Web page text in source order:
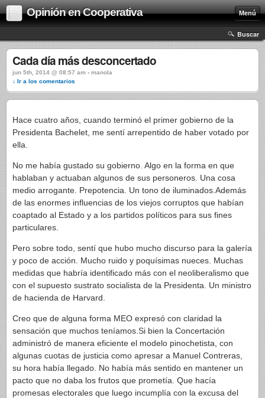
Opinión en Cooperativa Menú
Buscar
Cada día más desconcertado
jun 5th, 2014 @ 08:57 am › manola
↓ Ir a los comentarios
Hace cuatro años, cuando terminó el primer gobierno de la
Presidenta Bachelet, me sentí arrepentido de haber votado por
ella.
No me había gustado su gobierno. Algo en la forma en que
hablaban y actuaban algunos de sus personeros. Una cosa
medio arrogante. Prepotencia. Un tono de iluminados.Además
de las enormes influencias de los viejos corruptos que habían
coaptado al Estado y a los partidos políticos para sus fines
particulares.
Pero sobre todo, sentí que hubo mucho discurso para la galería
y poco de acción. Mucho ruido y poquísimas nueces. Muchas
medidas que habría identificado más con el neoliberalismo que
con el supuesto sustrato socialista de la Presidenta. Un ministro
de hacienda de Harvard.
Creo que de alguna forma MEO expresó con claridad la
sensación que muchos teníamos.Si bien la Concertación
administró de manera eficiente el modelo pinochetista, con
algunas cuotas de justicia como apresar a Manuel Contreras,
su hora había llegado. No había más sentido en mantener un
pacto que no daba los frutos que prometía. Que hacía
promesas electorales que luego incumplía con la excusa del